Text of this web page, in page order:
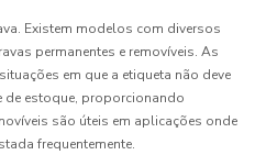
Existem modelos com diversos
permanentes e removíveis. As
em que a etiqueta não deve
de estoque, proporcionando
são úteis em aplicações onde
frequentemente.